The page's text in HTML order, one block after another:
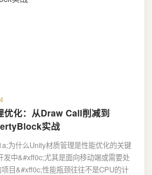
优化：从Draw Call削减到
实战
为什么Unity材质管理是性能优化的关键
发中&#xff0c;尤其是面向移动端或需要处
目&#xff0c;性能瓶颈往往不是CPU的计